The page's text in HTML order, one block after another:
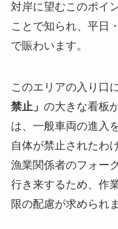
対岸に望むこのポイ
ことで知られ、平日
で賑わいます。
このエリアの入り口
禁止」 の大きな看板
は、一般車両の進入
自体が禁止されたわ
漁業関係者のフォー
行き来するため、作
限の配慮が求められま